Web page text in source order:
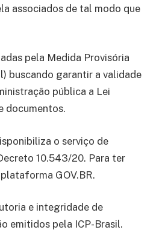
associados de tal modo que
pela Medida Provisória
buscando garantir a validade
pública a Lei
documentos.
o serviço de
10.543/20. Para ter
GOV.BR.
e integridade de
emitidos pela ICP-Brasil.